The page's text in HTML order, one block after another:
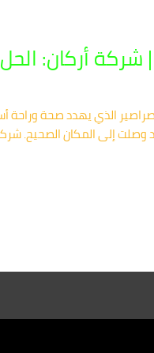
الذي يهدد صحة وراحة
إلى المكان الصحيح.